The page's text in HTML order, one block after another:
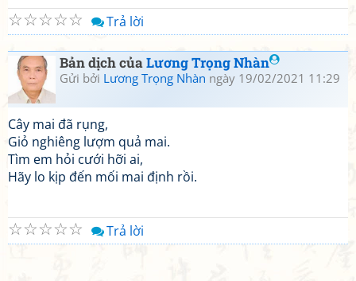
☆
☆
☆
☆
☆ Trả lời
Bản dịch củaLương Trọng Nhàn
Gửi bởi Lương Trọng Nhàn ngày 19/02/2021 11:29
Cây mai đã rụng,
Giỏ nghiêng lượm quả mai.
Tìm em hỏi cưới hỡi ai,
Hãy lo kịp đến mối mai định rồi.
☆
☆
☆
☆
☆ Trả lời